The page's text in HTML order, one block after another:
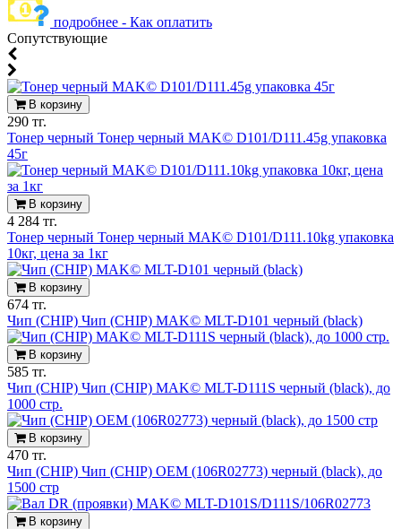
подробнее - Как оплатить
Cопутствующие
В корзину
290 тг.
Тонер черный Тонер черный MAK© D101/D111.45g упаковка
45г
В корзину
4 284 тг.
Тонер черный Тонер черный MAK© D101/D111.10kg упаковка
10кг, цена за 1кг
В корзину
674 тг.
Чип (CHIP) Чип (CHIP) MAK© MLT-D101 черный (black)
В корзину
585 тг.
Чип (CHIP) Чип (CHIP) MAK© MLT-D111S черный (black), до
1000 стр.
В корзину
470 тг.
Чип (CHIP) Чип (CHIP) OEM (106R02773) черный (black), до
1500 стр
В корзину